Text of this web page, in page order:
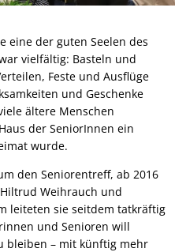
eine der guten Seelen des
vielfältig: Basteln und
Feste und Ausflüge
und Geschenke
ältere Menschen
der SeniorInnen ein
wurde.
den Seniorentreff, ab 2016
Weihrauch und
leiteten sie seitdem tatkräftig
und Senioren will
bleiben – mit künftig mehr